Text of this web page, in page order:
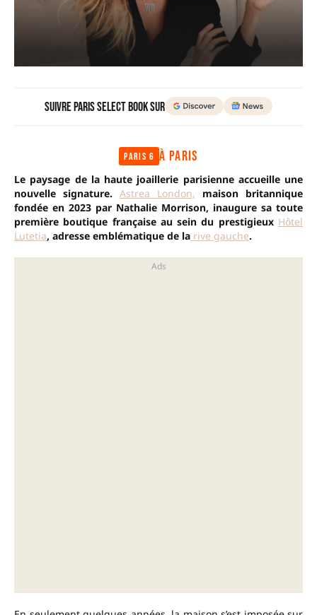
Suivre Paris Select Book sur
Paris 6 À PARIS
Le paysage de la haute joaillerie parisienne accueille une
nouvelle signature. Astrea London, maison britannique
fondée en 2023 par Nathalie Morrison, inaugure sa toute
première boutique française au sein du prestigieux Hôtel
Lutetia, adresse emblématique de la rive gauche.